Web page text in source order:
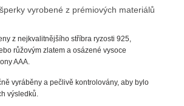
vyrobené z prémiových materiálů
z nejkvalitnějšího stříbra ryzosti 925,
růžovým zlatem a osázené vysoce
AAA.
vyráběny a pečlivě kontrolovány, aby bylo
výsledků.